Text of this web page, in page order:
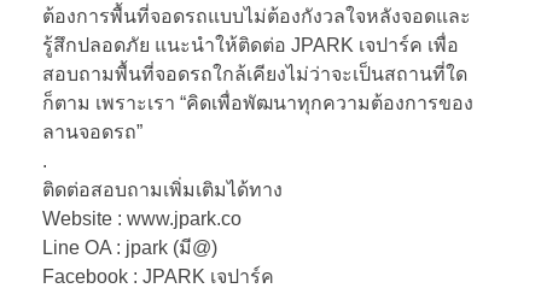
ต้องการพื้นที่จอดรถแบบไม่ต้องกังวลใจหลังจอดและ
รู้สึกปลอดภัย แนะนำให้ติดต่อ JPARK เจปาร์ค เพื่อ
สอบถามพื้นที่จอดรถใกล้เคียงไม่ว่าจะเป็นสถานที่ใด
ก็ตาม เพราะเรา “คิดเพื่อพัฒนาทุกความต้องการของ
ลานจอดรถ”
.
ติดต่อสอบถามเพิ่มเติมได้ทาง
Website : www.jpark.co
Line OA : jpark (มี@)
Facebook : JPARK เจปาร์ค